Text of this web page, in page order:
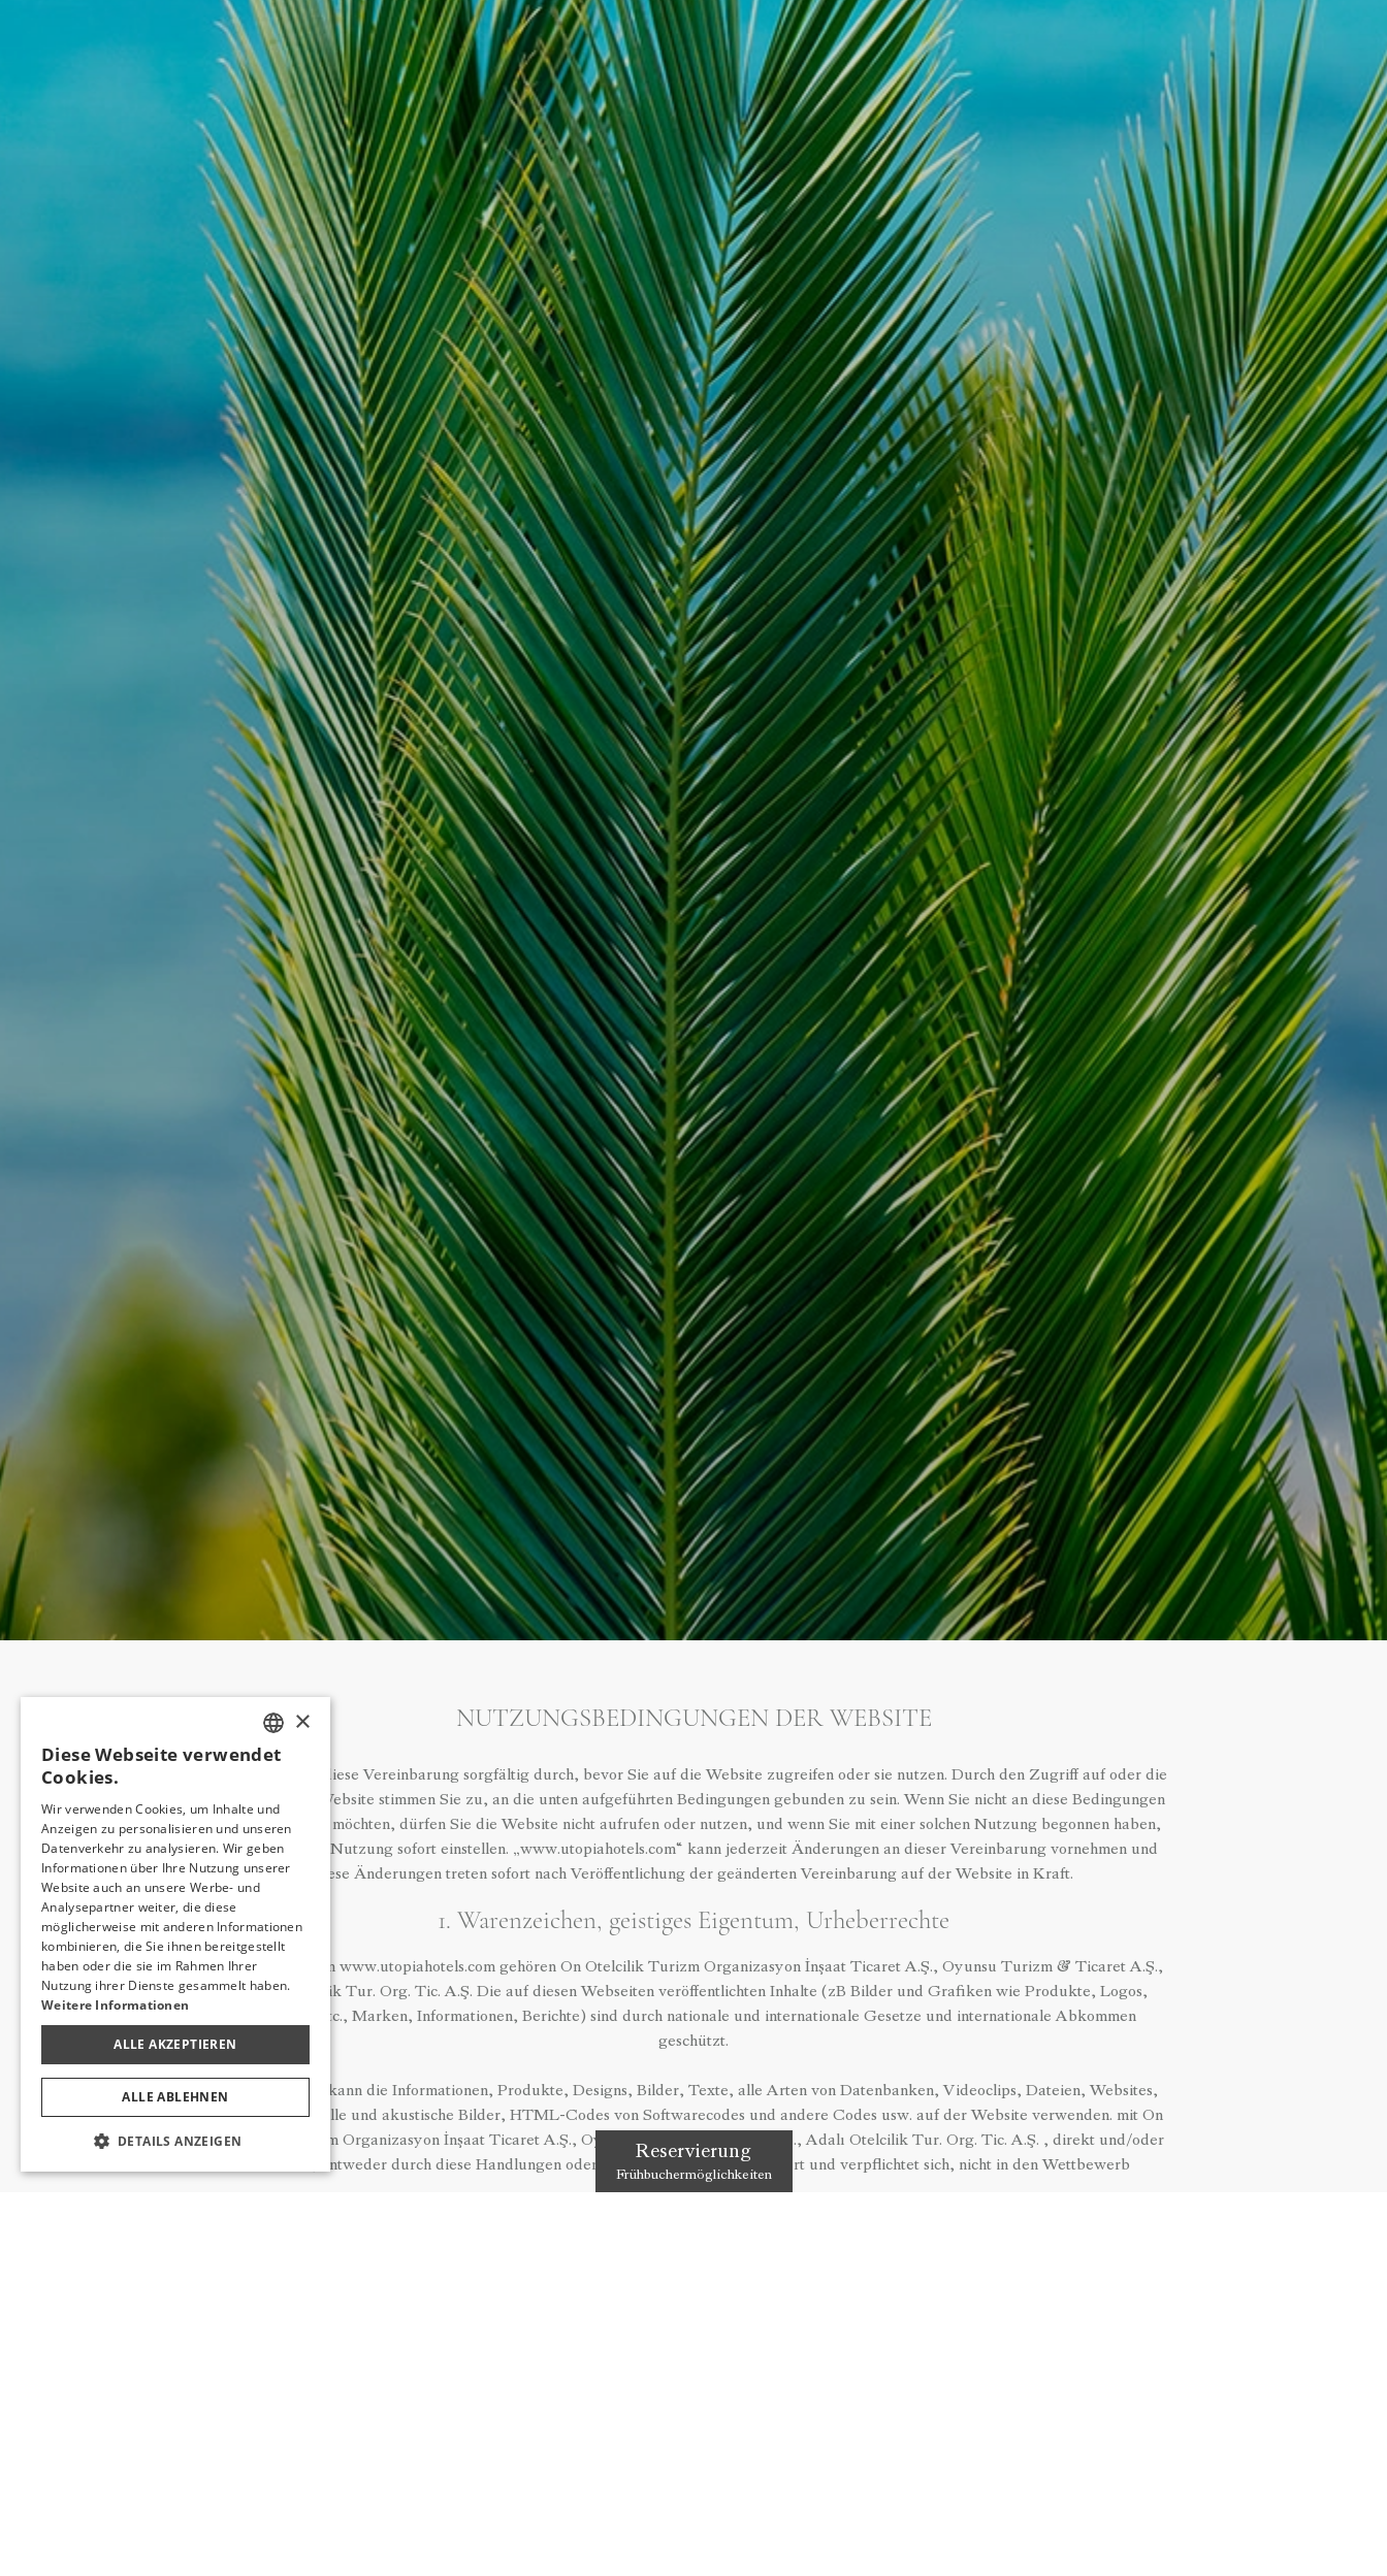
NUTZUNGSBEDINGUNGEN DER WEBSITE
Bitte lesen Sie diese Vereinbarung sorgfältig durch, bevor Sie auf die Website zugreifen oder sie nutzen. Durch den Zugriff auf oder die
Nutzung der Website stimmen Sie zu, an die unten aufgeführten Bedingungen gebunden zu sein. Wenn Sie nicht an diese Bedingungen
gebunden sein möchten, dürfen Sie die Website nicht aufrufen oder nutzen, und wenn Sie mit einer solchen Nutzung begonnen haben,
sollten Sie die Nutzung sofort einstellen. „www.utopiahotels.com“ kann jederzeit Änderungen an dieser Vereinbarung vornehmen und
diese Änderungen treten sofort nach Veröffentlichung der geänderten Vereinbarung auf der Website in Kraft.
1. Warenzeichen, geistiges Eigentum, Urheberrechte
Alle Rechte von www.utopiahotels.com gehören On Otelcilik Turizm Organizasyon İnşaat Ticaret A.Ş., Oyunsu Turizm & Ticaret A.Ş.,
Adalı Otelcilik Tur. Org. Tic. A.Ş. Die auf diesen Webseiten veröffentlichten Inhalte (zB Bilder und Grafiken wie Produkte, Logos,
Software etc., Marken, Informationen, Berichte) sind durch nationale und internationale Gesetze und internationale Abkommen
geschützt.
Der Benutzer kann die Informationen, Produkte, Designs, Bilder, Texte, alle Arten von Datenbanken, Videoclips, Dateien, Websites,
Symbole, visuelle und akustische Bilder, HTML-Codes von Softwarecodes und andere Codes usw. auf der Website verwenden. mit On
Otelcilik Turizm Organizasyon İnşaat Ticaret A.Ş., Oyunsu Turizm & Ticaret A.Ş., Adalı Otelcilik Tur. Org. Tic. A.Ş. , direkt und/oder
indirekt, entweder durch diese Handlungen oder auf andere Weise, akzeptiert und verpflichtet sich, nicht in den Wettbewerb
einzutreten.
Reservierung
Frühbuchermöglichkeiten
TURKISH
GERMAN
RUSSIAN
×
Diese Webseite verwendet
Cookies.
Wir verwenden Cookies, um Inhalte und
Anzeigen zu personalisieren und unseren
Datenverkehr zu analysieren. Wir geben
Informationen über Ihre Nutzung unserer
Website auch an unsere Werbe- und
Analysepartner weiter, die diese
möglicherweise mit anderen Informationen
kombinieren, die Sie ihnen bereitgestellt
haben oder die sie im Rahmen Ihrer
Nutzung ihrer Dienste gesammelt haben.
Weitere Informationen
ALLE AKZEPTIEREN
ALLE ABLEHNEN
DETAILS ANZEIGEN